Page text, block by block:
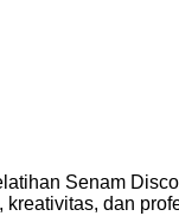
Senam
dan